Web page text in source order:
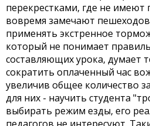
перекрестками, где не имеют
вовремя замечают
применять экстренное
который не понимает
составляющих урока, думает
сократить оплаченный час
увеличив общее количество
для них - научить студента
выбирать режим езды, его
педагогов не интересуют.